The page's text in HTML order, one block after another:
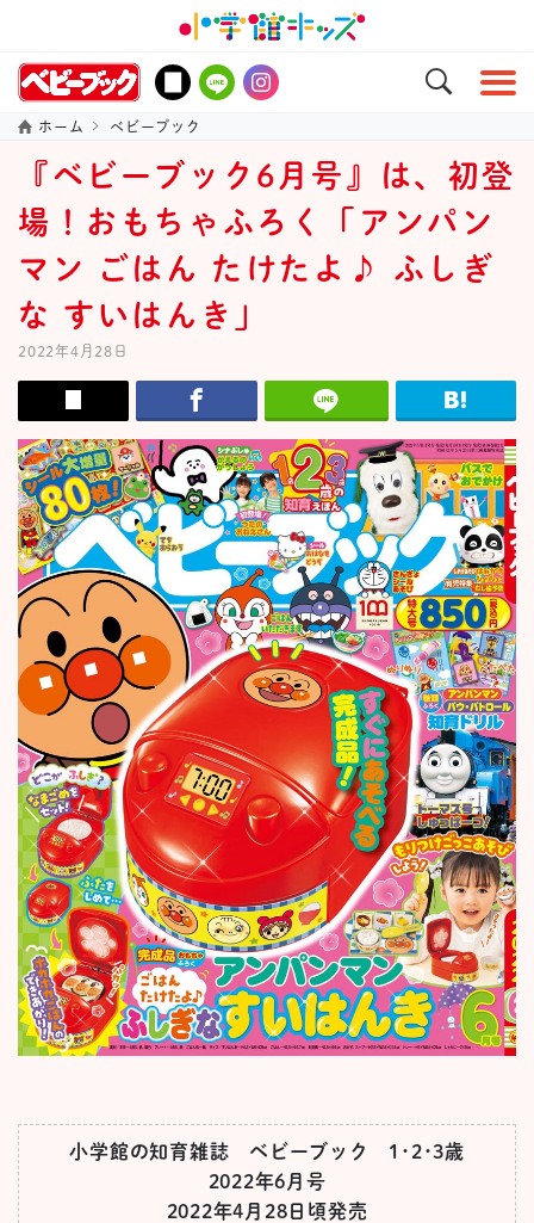
ホーム ベビーブック
『ベビーブック6月号』は、初登
場！おもちゃふろく「アンパン
マン ごはん たけたよ♪ ふしぎ
な すいはんき」
2022年4月28日
小学館の知育雑誌 ベビーブック 1･2･3歳
2022年6月号
2022年4月28日頃発売